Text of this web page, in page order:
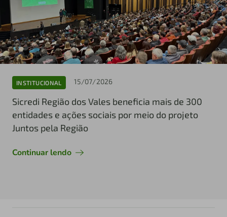
INSTITUCIONAL 15/07/2026
Sicredi Região dos Vales beneficia mais de 300
entidades e ações sociais por meio do projeto
Juntos pela Região
Continuar lendo